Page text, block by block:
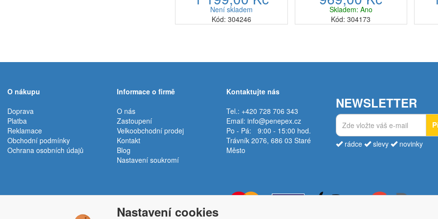
cappuccina, latte macchiata
nebo flat white.Díky
automatickém...
Není skladem
Kód: 304246
nepostradatelným doplňkem pro
všechny milovníky cappuccina,
...
Skladem: Ano
Kód: 304173
O nákupu
Doprava
Platba
Reklamace
Obchodní podmínky
Ochrana osobních údajů
Informace o firmě
O nás
Zastoupení
Velkoobchodní prodej
Kontakt
Blog
Nastavení soukromí
Kontaktujte nás
Tel.: +420 728 706 343
Email: info@penepex.cz
Po - Pá:
9:00 - 15:00 hod.
Trávník 2076, 686 03 Staré
Město
NEWSLETTER
rádce slevy novinky
Nastavení cookies